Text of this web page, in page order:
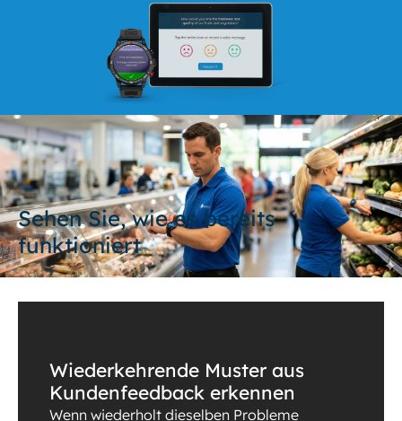
Sehen Sie, wie es bereits
funktioniert
Wiederkehrende Muster aus
Kundenfeedback erkennen
Wenn wiederholt dieselben Probleme